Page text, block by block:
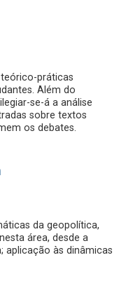
práticas
Além do
se-á a análise
sobre textos
os debates.
da geopolítica,
área, desde a
aplicação às dinâmicas